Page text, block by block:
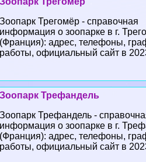
Зоопарк Трегомёр - справочная
информация о зоопарке в г.
(Франция): адрес, телефоны,
работы, официальный сайт в
Зоопарк Трефандель
Зоопарк Трефандель -
информация о зоопарке в г.
(Франция): адрес, телефоны,
работы, официальный сайт в